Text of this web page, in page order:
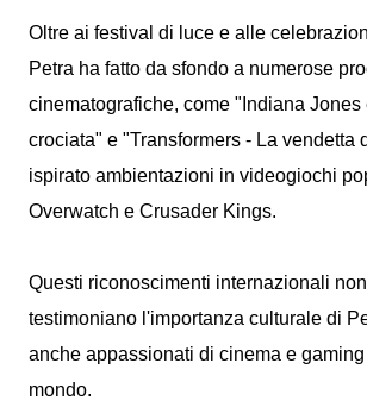
Oltre ai festival di luce e alle
Petra ha fatto da sfondo a numerose
cinematografiche, come "Indiana Jones
crociata" e "Transformers - La vendetta
ispirato ambientazioni in videogiochi
Overwatch e Crusader Kings.
Questi riconoscimenti internazionali
testimoniano l'importanza culturale di
anche appassionati di cinema e gaming
mondo.